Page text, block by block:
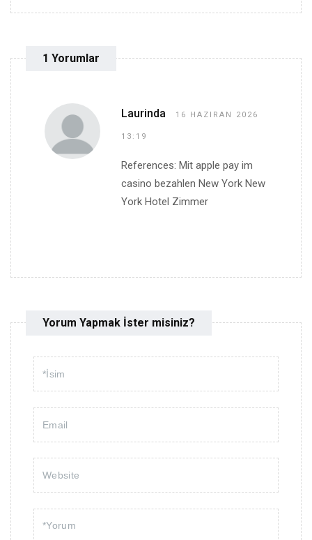
1 Yorumlar
Laurinda 16 HAZIRAN 2026
13:19
References: Mit apple pay im
casino bezahlen New York New
York Hotel Zimmer
Yorum Yapmak İster misiniz?